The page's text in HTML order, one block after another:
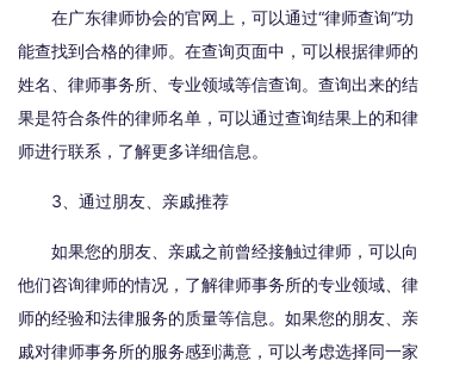
在广东律师协会的官网上，可以通过“律师查询”功
能查找到合格的律师。在查询页面中，可以根据律师的
姓名、律师事务所、专业领域等信查询。查询出来的结
果是符合条件的律师名单，可以通过查询结果上的和律
师进行联系，了解更多详细信息。
3、通过朋友、亲戚推荐
如果您的朋友、亲戚之前曾经接触过律师，可以向
他们咨询律师的情况，了解律师事务所的专业领域、律
师的经验和法律服务的质量等信息。如果您的朋友、亲
戚对律师事务所的服务感到满意，可以考虑选择同一家